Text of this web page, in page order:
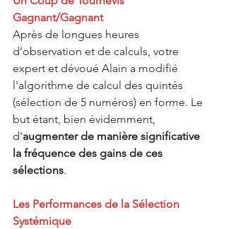
Gagnant/Gagnant
Après de longues heures
d’observation et de calculs, votre
expert et dévoué Alain a modifié
l'algorithme de calcul des quintés
(sélection de 5 numéros) en forme. Le
but étant, bien évidemment,
d'augmenter de manière significative
la fréquence des gains de ces
sélections.
Les Performances de la Sélection
Systémique